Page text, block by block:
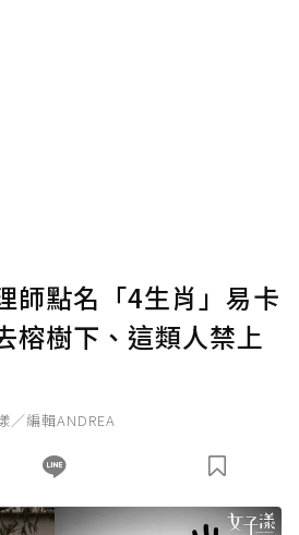
師點名「4生肖」易卡
榕樹下、這類人禁上
／編輯ANDREA